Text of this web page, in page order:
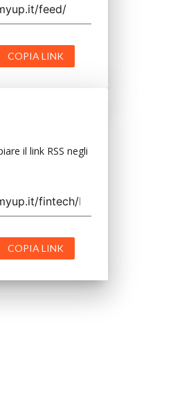
COPIA LINK
il link RSS negli
COPIA LINK